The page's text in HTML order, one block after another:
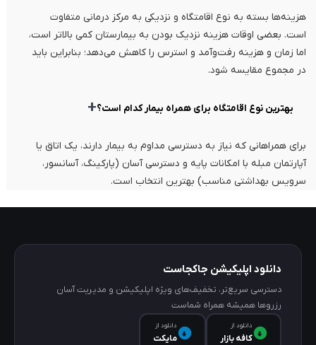
هزینه‌ها بسته به نوع اقامتگاه و نزدیکی به مرکز درمانی متفاوت
است. بعضی اوقات هزینه نزدیک بودن به بیمارستان کمی بالاتر است،
اما زمان و هزینه رفت‌وآمد و استرس را کاهش می‌دهد؛ بنابراین باید
در مجموع مقایسه شود.
بهترین نوع اقامتگاه برای همراه بیمار کدام است؟+
برای همراهانی که نیاز به دسترسی مداوم به بیمار دارند، یک اتاق یا
آپارتمان مبله با امکانات پایه و دسترسی آسان (پارکینگ، آسانسور،
سرویس بهداشتی مناسب) بهترین انتخاب است.
دانلود اپلیکیشن جاکجاست
دسترسی سریع‌تر، تخفیف‌های ویژه اپلیکیشن و مدیریت آسان
رزروها همیشه همراه شماست
دانلود از
کافه‌ بازار
دانلود از
مایکت